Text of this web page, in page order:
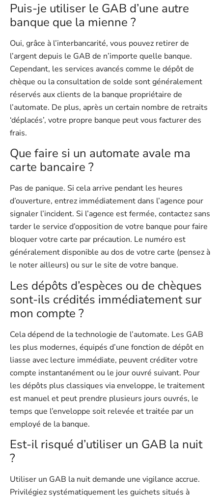
Puis-je utiliser le GAB d’une autre
banque que la mienne ?
Oui, grâce à l’interbancarité, vous pouvez retirer de
l’argent depuis le GAB de n’importe quelle banque.
Cependant, les services avancés comme le dépôt de
chèque ou la consultation de solde sont généralement
réservés aux clients de la banque propriétaire de
l’automate. De plus, après un certain nombre de retraits
‘déplacés’, votre propre banque peut vous facturer des
frais.
Que faire si un automate avale ma
carte bancaire ?
Pas de panique. Si cela arrive pendant les heures
d’ouverture, entrez immédiatement dans l’agence pour
signaler l’incident. Si l’agence est fermée, contactez sans
tarder le service d’opposition de votre banque pour faire
bloquer votre carte par précaution. Le numéro est
généralement disponible au dos de votre carte (pensez à
le noter ailleurs) ou sur le site de votre banque.
Les dépôts d’espèces ou de chèques
sont-ils crédités immédiatement sur
mon compte ?
Cela dépend de la technologie de l’automate. Les GAB
les plus modernes, équipés d’une fonction de dépôt en
liasse avec lecture immédiate, peuvent créditer votre
compte instantanément ou le jour ouvré suivant. Pour
les dépôts plus classiques via enveloppe, le traitement
est manuel et peut prendre plusieurs jours ouvrés, le
temps que l’enveloppe soit relevée et traitée par un
employé de la banque.
Est-il risqué d’utiliser un GAB la nuit
?
Utiliser un GAB la nuit demande une vigilance accrue.
Privilégiez systématiquement les guichets situés à